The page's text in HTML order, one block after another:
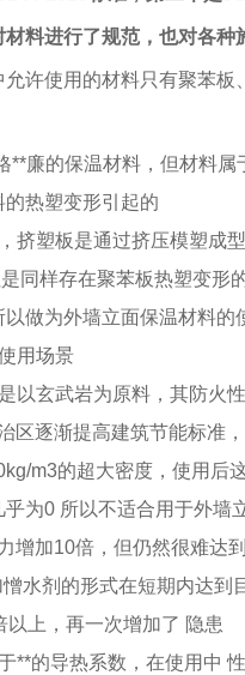
料进行了规范，也对各种
许使用的材料只有聚苯板
**廉的保温材料，但材料属
热塑变形引起的
挤塑板是通过挤压模塑成
同样存在聚苯板热塑变形
做为外墙立面保温材料的
用场景
以玄武岩为原料，其防火
区逐渐提高建筑节能标准
m3的超大密度，使用后
为0 所以不适合用于外墙
增加10倍，但仍然很难达
水剂的形式在短期内达到
上，再一次增加了 隐患
**的导热系数，在使用中 性